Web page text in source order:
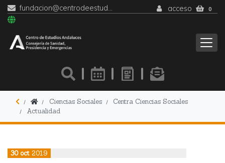
fundacion@centrodeestudiosandaluces.es acceso 0
Ciencias Sociales
Centra Ciencias Sociales
Actualidad
30 oct 2019